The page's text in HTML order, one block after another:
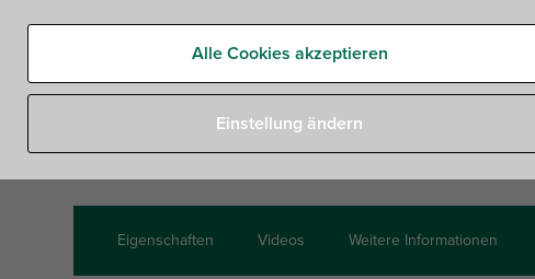
Wandkonsolen»Walraven RapidRail® Edelstahl-Wandkonsole
Walraven RapidRail®
Eigenschaften Videos Weitere Informationen
Alle Cookies akzeptieren
Einstellung ändern